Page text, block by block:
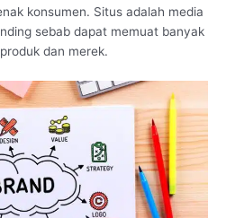
konsumen. Situs adalah media
sebab dapat memuat banyak
dan merek.